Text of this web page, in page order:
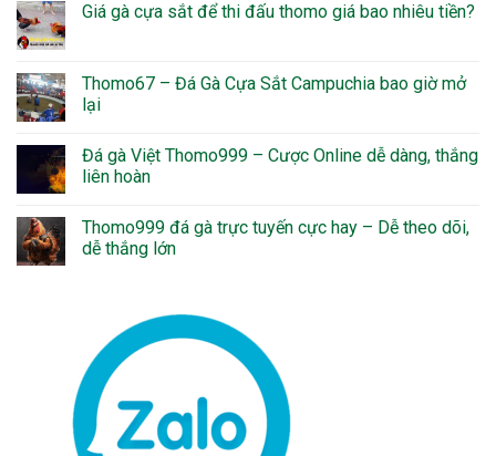
Giá gà cựa sắt để thi đấu thomo giá bao nhiêu tiền?
Thomo67 – Đá Gà Cựa Sắt Campuchia bao giờ mở
lại
Đá gà Việt Thomo999 – Cược Online dễ dàng, thắng
liên hoàn
Thomo999 đá gà trực tuyến cực hay – Dễ theo dõi,
dễ thắng lớn